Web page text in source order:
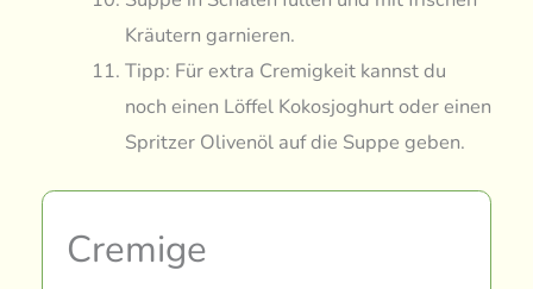
Kräutern garnieren.
Tipp: Für extra Cremigkeit kannst du
noch einen Löffel Kokosjoghurt oder einen
Spritzer Olivenöl auf die Suppe geben.
Cremige